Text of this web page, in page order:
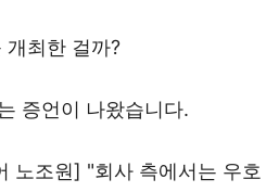
개최한 걸까?
증언이 나왔습니다.
노조원] "회사 측에서는 우호